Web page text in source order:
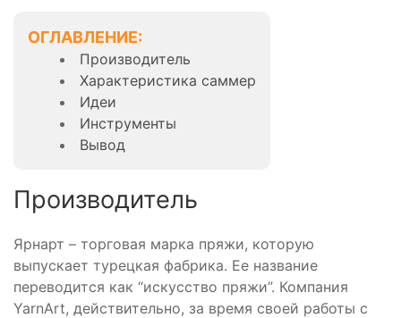
ОГЛАВЛЕНИЕ:
Производитель
Характеристика саммер
Идеи
Инструменты
Вывод
Производитель
Ярнарт – торговая марка пряжи, которую
выпускает турецкая фабрика. Ее название
переводится как “искусство пряжи”. Компания
YarnArt, действительно, за время своей работы с